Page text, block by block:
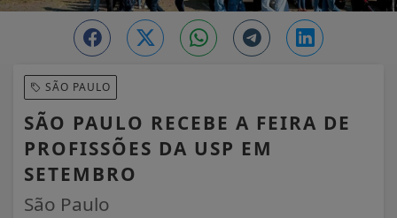
SÃO PAULO
SÃO PAULO RECEBE A FEIRA DE
PROFISSÕES DA USP EM
SETEMBRO
São Paulo